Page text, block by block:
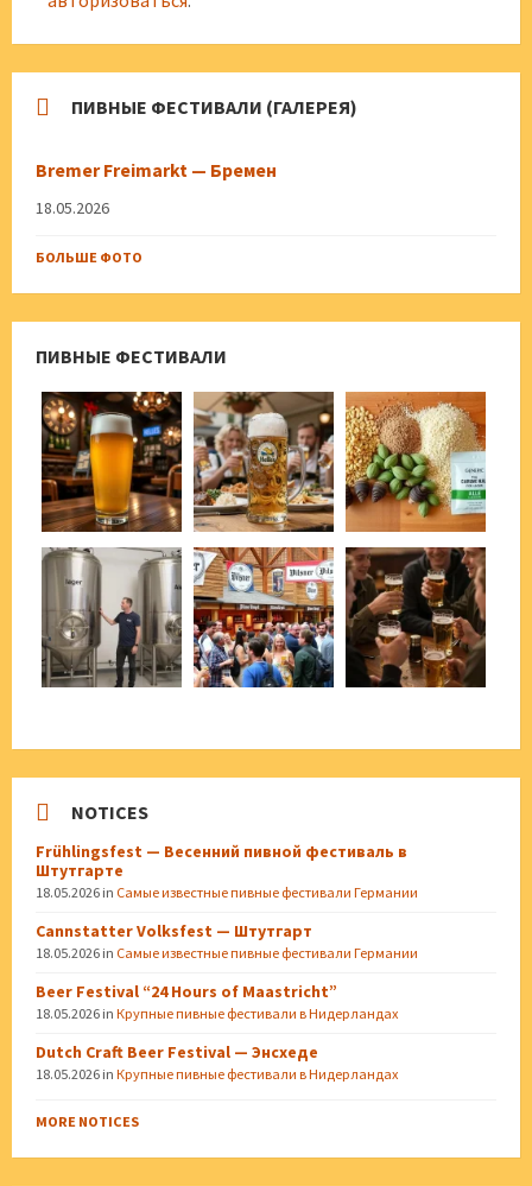
ПИВНЫЕ ФЕСТИВАЛИ (ГАЛЕРЕЯ)
Bremer Freimarkt — Бремен
18.05.2026
БОЛЬШЕ ФОТО
ПИВНЫЕ ФЕСТИВАЛИ
NOTICES
Frühlingsfest — Весенний пивной фестиваль в
Штутгарте
18.05.2026 in Самые известные пивные фестивали Германии
Cannstatter Volksfest — Штутгарт
18.05.2026 in Самые известные пивные фестивали Германии
Beer Festival “24 Hours of Maastricht”
18.05.2026 in Крупные пивные фестивали в Нидерландах
Dutch Craft Beer Festival — Энсхеде
18.05.2026 in Крупные пивные фестивали в Нидерландах
MORE NOTICES